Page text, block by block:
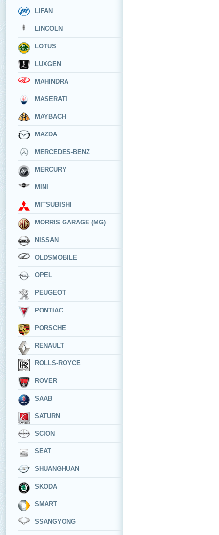
LIFAN
LINCOLN
LOTUS
LUXGEN
MAHINDRA
MASERATI
MAYBACH
MAZDA
MERCEDES-BENZ
MERCURY
MINI
MITSUBISHI
MORRIS GARAGE (MG)
NISSAN
OLDSMOBILE
OPEL
PEUGEOT
PONTIAC
PORSCHE
RENAULT
ROLLS-ROYCE
ROVER
SAAB
SATURN
SCION
SEAT
SHUANGHUAN
SKODA
SMART
SSANGYONG